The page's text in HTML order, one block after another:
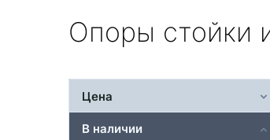
Опоры стойки
Цена
В наличии